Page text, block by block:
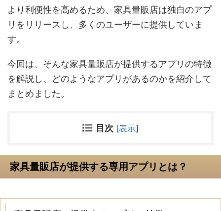
より利便性を高めるため、家具量販店は独自のアプ
リをリリースし、多くのユーザーに提供していま
す。
今回は、そんな家具量販店が提供するアプリの特徴
を解説し、どのようなアプリがあるのかを紹介して
まとめました。
目次 [表示]
家具量販店が提供する専用アプリとは？